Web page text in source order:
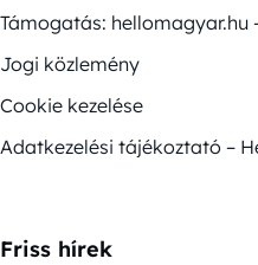
Támogatás: hellomagyar.hu
Jogi közlemény
Cookie kezelése
Adatkezelési tájékoztató –
Friss hírek